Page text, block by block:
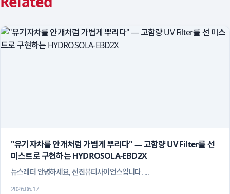
"유기자차를 안개처럼 가볍게 뿌리다" — 고함량 UV Filter를 선
미스트로 구현하는 HYDROSOLA-EBD2X
뉴스레터 안녕하세요, 선진뷰티사이언스입니다. ...
2026.06.17